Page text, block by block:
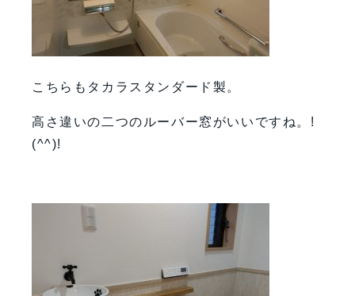
こちらもタカラスタンダード製。
高さ違いの二つのルーバー窓がいいですね。!
(^^)!